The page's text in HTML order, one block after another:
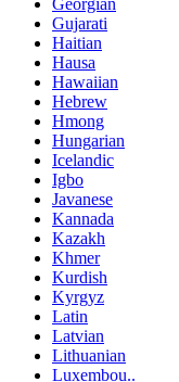
Gujarati
Haitian
Hausa
Hawaiian
Hebrew
Hmong
Hungarian
Icelandic
Igbo
Javanese
Kannada
Kazakh
Khmer
Kurdish
Kyrgyz
Latin
Latvian
Lithuanian
Luxembou..